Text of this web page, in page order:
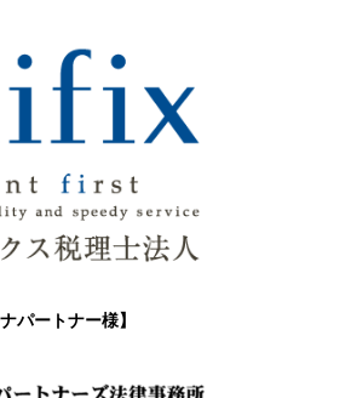
パートナー様】